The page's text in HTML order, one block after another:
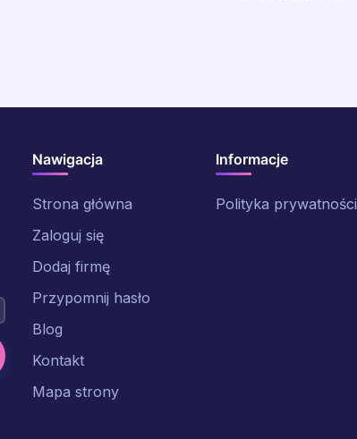
Nawigacja
Strona główna
Zaloguj się
Dodaj firmę
Przypomnij hasło
Blog
Kontakt
Mapa strony
Informacje
Polityka prywatności